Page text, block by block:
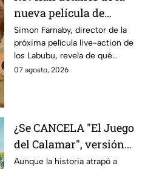
nueva película de
Labubu: de qué tratará
y cuándo se estrena
Simon Farnaby, director de la
próxima película live-action de
los Labubu, revela de qué
tratará la cinta. Aquí te
07 agosto, 2026
¿Se CANCELA "El Juego
del Calamar", versión
Estados Unidos? Esto
Aunque la historia atrapó a